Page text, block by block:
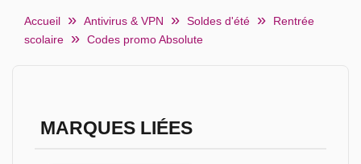
Accueil Antivirus & VPN Soldes d'été
Rentrée
scolaire
Codes promo Absolute
MARQUES LIÉES